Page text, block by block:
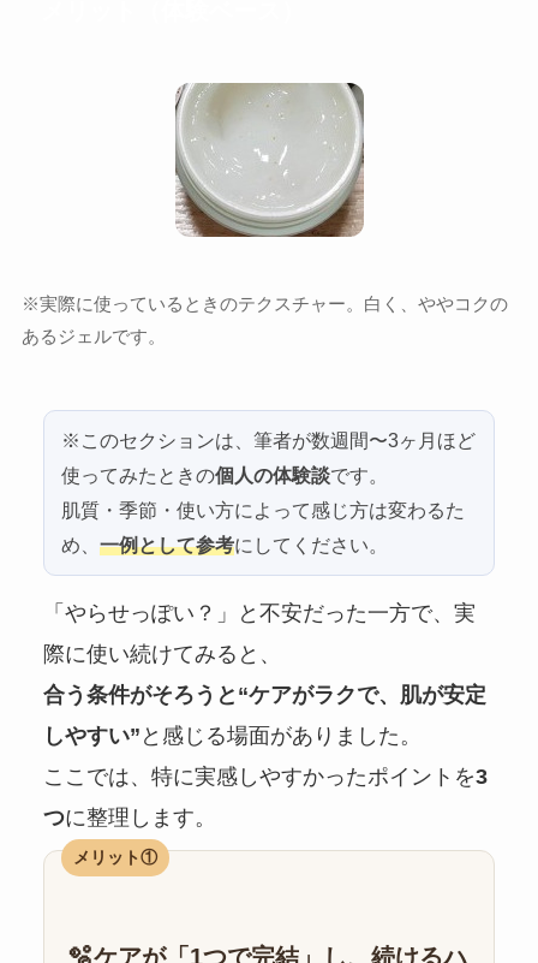
※実際に使っているときのテクスチャー。白く、ややコクの
あるジェルです。
※このセクションは、筆者が数週間〜3ヶ月ほど
使ってみたときの個人の体験談です。
肌質・季節・使い方によって感じ方は変わるた
め、 一例として参考にしてください。
「やらせっぽい？」と不安だった一方で、実
際に使い続けてみると、
合う条件がそろうと“ケアがラクで、肌が安定
しやすい” と感じる場面がありました。
ここでは、特に実感しやすかったポイントを3
つに整理します。
メリット①
ケアが「1つで完結」し、続けるハ